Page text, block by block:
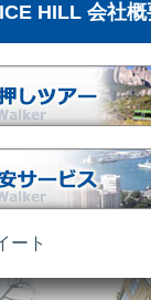
HILL 会社概
ート